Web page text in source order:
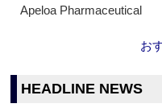
Apeloa Pharmaceutical
お
HEADLINE NEWS